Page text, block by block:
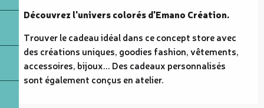
Découvrez l'univers colorés d'Emano Création.
Trouver le cadeau idéal dans ce concept store avec
des créations uniques, goodies fashion, vêtements,
accessoires, bijoux... Des cadeaux personnalisés
sont également conçus en atelier.